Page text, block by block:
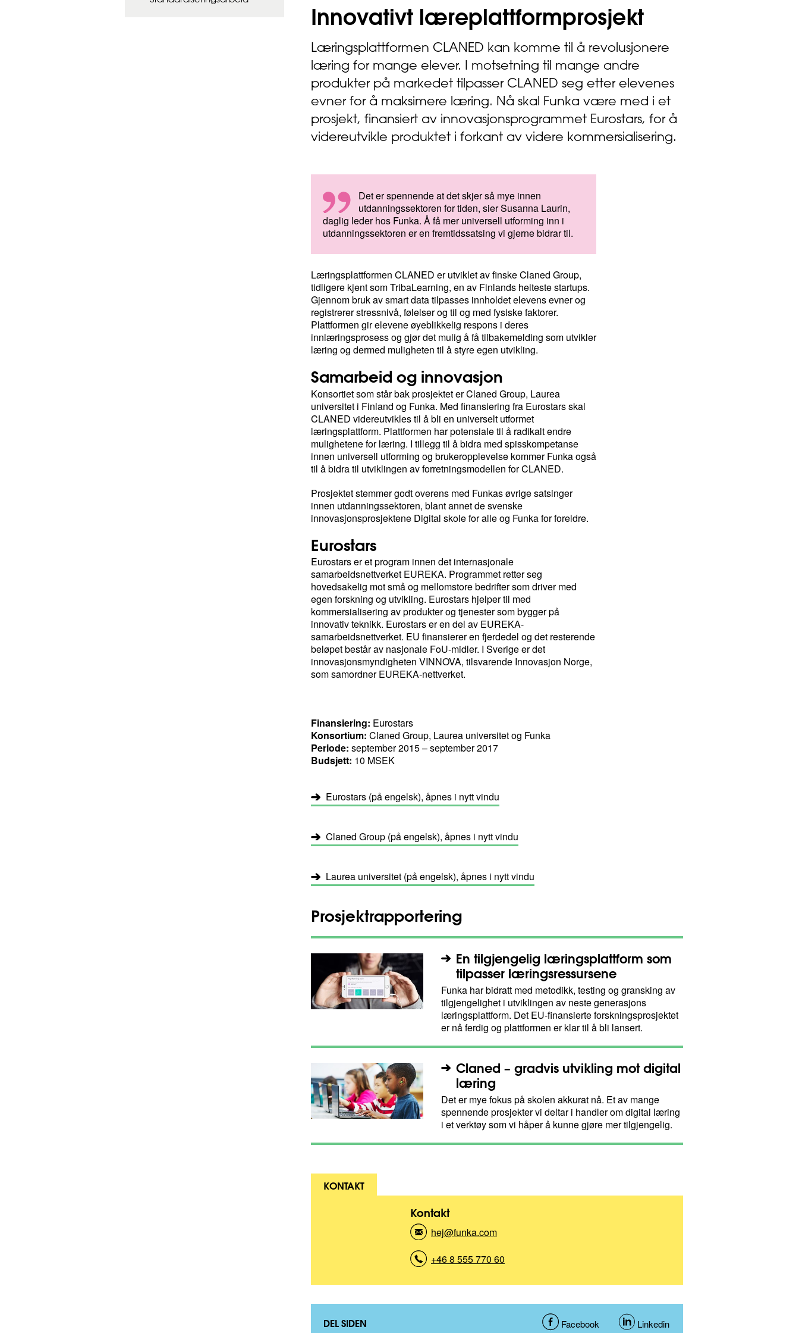
Innovativt læreplattformprosjekt
Læringsplattformen CLANED kan komme til å revolusjonere
læring for mange elever. I motsetning til mange andre
produkter på markedet tilpasser CLANED seg etter elevenes
evner for å maksimere læring. Nå skal Funka være med i et
prosjekt, finansiert av innovasjonsprogrammet Eurostars, for å
videreutvikle produktet i forkant av videre kommersialisering.
Det er spennende at det skjer så mye innen
utdanningssektoren for tiden, sier Susanna Laurin,
daglig leder hos Funka. Å få mer universell utforming inn i
utdanningssektoren er en fremtidssatsing vi gjerne bidrar til.
Læringsplattformen CLANED er utviklet av finske Claned Group,
tidligere kjent som TribaLearning, en av Finlands heiteste startups.
Gjennom bruk av smart data tilpasses innholdet elevens evner og
registrerer stressnivå, følelser og til og med fysiske faktorer.
Plattformen gir elevene øyeblikkelig respons i deres
innlæringsprosess og gjør det mulig å få tilbakemelding som utvikler
læring og dermed muligheten til å styre egen utvikling.
Samarbeid og innovasjon
Konsortiet som står bak prosjektet er Claned Group, Laurea
universitet i Finland og Funka. Med finansiering fra Eurostars skal
CLANED videreutvikles til å bli en universelt utformet
læringsplattform. Plattformen har potensiale til å radikalt endre
mulighetene for læring. I tillegg til å bidra med spisskompetanse
innen universell utforming og brukeropplevelse kommer Funka også
til å bidra til utviklingen av forretningsmodellen for CLANED.
Prosjektet stemmer godt overens med Funkas øvrige satsinger
innen utdanningssektoren, blant annet de svenske
innovasjonsprosjektene Digital skole for alle og Funka for foreldre.
Eurostars
Eurostars er et program innen det internasjonale
samarbeidsnettverket EUREKA. Programmet retter seg
hovedsakelig mot små og mellomstore bedrifter som driver med
egen forskning og utvikling. Eurostars hjelper til med
kommersialisering av produkter og tjenester som bygger på
innovativ teknikk. Eurostars er en del av EUREKA-
samarbeidsnettverket. EU finansierer en fjerdedel og det resterende
beløpet består av nasjonale FoU-midler. I Sverige er det
innovasjonsmyndigheten VINNOVA, tilsvarende Innovasjon Norge,
som samordner EUREKA-nettverket.
Finansiering: Eurostars
Konsortium: Claned Group, Laurea universitet og Funka
Periode: september 2015 – september 2017
Budsjett: 10 MSEK
Eurostars (på engelsk), åpnes i nytt vindu
Claned Group (på engelsk), åpnes i nytt vindu
Laurea universitet (på engelsk), åpnes i nytt vindu
Prosjektrapportering
En tilgjengelig læringsplattform som
tilpasser læringsressursene
Funka har bidratt med metodikk, testing og gransking av
tilgjengelighet i utviklingen av neste generasjons
læringsplattform. Det EU-finansierte forskningsprosjektet
er nå ferdig og plattformen er klar til å bli lansert.
Claned – gradvis utvikling mot digital
læring
Det er mye fokus på skolen akkurat nå. Et av mange
spennende prosjekter vi deltar i handler om digital læring
i et verktøy som vi håper å kunne gjøre mer tilgjengelig.
KONTAKT
Kontakt
hej@funka.com
o
t
k
+46 8 555 770 60
o
DEL SIDEN D
Facebook D
Linkedin